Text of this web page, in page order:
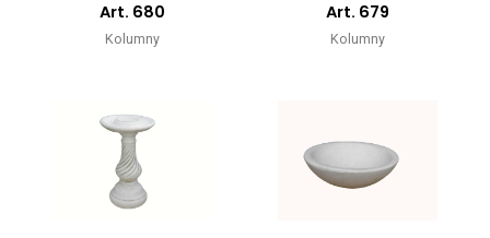
Art. 680
Kolumny
Art. 679
Kolumny